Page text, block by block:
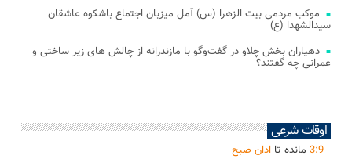
موکب مردمی بیت‌ الزهرا (س) آمل میزبان اجتماع باشکوه عاشقان
سیدالشهدا (ع)
دهیاران بخش چلاو در گفت‌وگو با مازندرانه از چالش های زیر ساختی و
عمرانی چه گفتند؟
اوقات شرعی
3:9 مانده تااذان صبح